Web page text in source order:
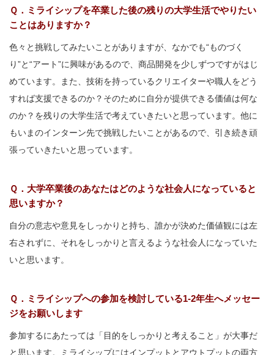
Ｑ．ミライシップを卒業した後の残りの大学生活でやりたい
ことはありますか？
色々と挑戦してみたいことがありますが、なかでも“ものづく
り”と“アート”に興味があるので、商品開発を少しずつですがはじ
めています。また、技術を持っているクリエイターや職人をどう
すれば支援できるのか？そのために自分が提供できる価値は何な
のか？を残りの大学生活で考えていきたいと思っています。他に
もいまのインターン先で挑戦したいことがあるので、引き続き頑
張っていきたいと思っています。
Ｑ．大学卒業後のあなたはどのような社会人になっていると
思いますか？
自分の意志や意見をしっかりと持ち、誰かが決めた価値観には左
右されずに、それをしっかりと言えるような社会人になっていた
いと思います。
Ｑ．ミライシップへの参加を検討している1-2年生へメッセー
ジをお願いします
参加するにあたっては「目的をしっかりと考えること」が大事だ
と思います。ミライシップにはインプットとアウトプットの両方